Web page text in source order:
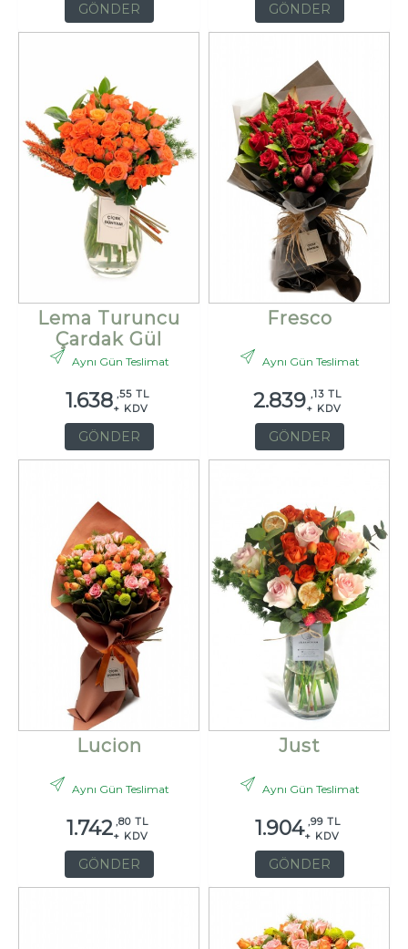
GÖNDER GÖNDER
Lema Turuncu
Çardak Gül
Aynı Gün Teslimat
1.638 ,55 TL
+ KDV
GÖNDER
Fresco
Aynı Gün Teslimat
2.839 ,13 TL
+ KDV
GÖNDER
Lucion
Aynı Gün Teslimat
1.742 ,80 TL
+ KDV
GÖNDER
Just
Aynı Gün Teslimat
1.904 ,99 TL
+ KDV
GÖNDER